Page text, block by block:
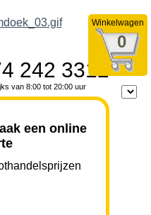
Winkelwagen
0
242 3312
van 8:00 tot 20:00 uur
een online